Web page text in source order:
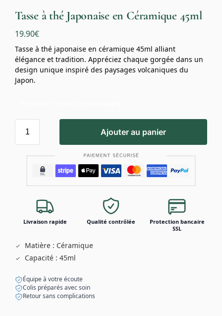
Tasse à thé Japonaise en Céramique 45ml
19.90€
Tasse à thé japonaise en céramique 45ml alliant
élégance et tradition. Appréciez chaque gorgée dans un
design unique inspiré des paysages volcaniques du
Japon.
Ajouter au panier
Livraison rapide Qualité contrôlée
Protection bancaire
SSL
Matière : Céramique
Capacité : 45ml
Équipe à votre écoute
Colis préparés avec soin
Retour sans complications